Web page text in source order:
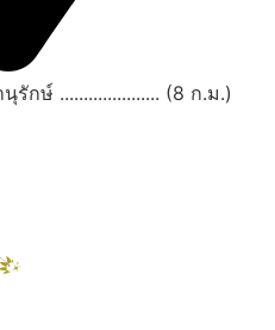
กษ์ ..................... (8 ก.ม.)